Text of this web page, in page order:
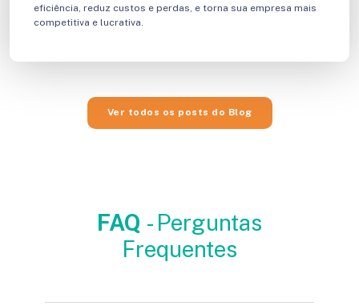
eficiência, reduz custos e perdas, e torna sua empresa mais
competitiva e lucrativa.
Ver todos os posts do Blog
FAQ - Perguntas
Frequentes